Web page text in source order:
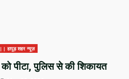
हापुड़ शहर न्यूज़
को पीटा, पुलिस से की शिकायत